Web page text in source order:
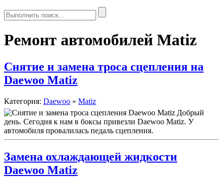
Ремонт автомобилей Matiz
Снятие и замена троса сцепления на
Daewoo Matiz
Категория: Daewoo » Matiz
Добрый
день. Сегодня к нам в боксы привезли Daewoo Matiz. У
автомобиля провалилась педаль сцепления.
Замена охлаждающей жидкости
Daewoo Matiz